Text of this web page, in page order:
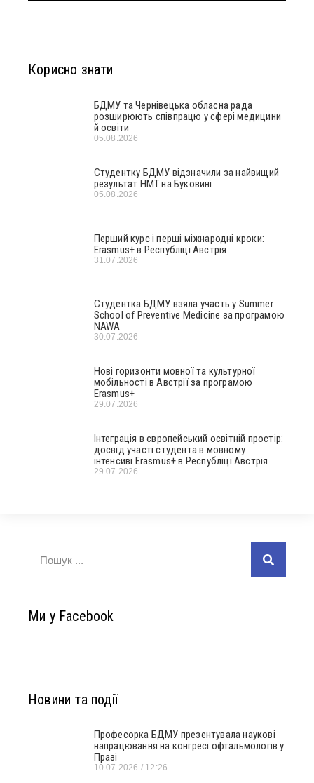
Корисно знати
БДМУ та Чернівецька обласна рада
розширюють співпрацю у сфері медицини
й освіти
05.08.2026
Студентку БДМУ відзначили за найвищий
результат НМТ на Буковині
05.08.2026
Перший курс і перші міжнародні кроки:
Erasmus+ в Республіці Австрія
31.07.2026
Студентка БДМУ взяла участь у Summer
School of Preventive Medicine за програмою
NAWA
30.07.2026
Нові горизонти мовної та культурної
мобільності в Австрії за програмою
Erasmus+
29.07.2026
Інтеграція в європейський освітній простір:
досвід участі студента в мовному
інтенсиві Erasmus+ в Республіці Австрія
29.07.2026
Ми у Facebook
Новини та події
Професорка БДМУ презентувала наукові
напрацювання на конгресі офтальмологів у
Празі
10.07.2026 12:26